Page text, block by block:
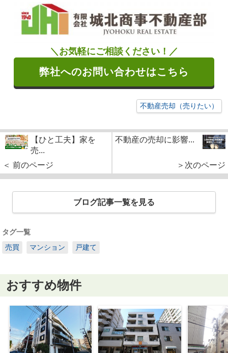
＼お気軽にご相談ください！／
弊社へのお問い合わせはこちら
不動産売却（売りたい）
【ひと工夫】家を
売...
＜ 前のページ
不動産の売却に影響...
＞次のページ
ブログ記事一覧を見る
タグ一覧
売買
マンション 戸建て
おすすめ物件